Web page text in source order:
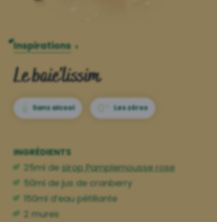
Inspirations ›
Le baie’lissim
Sans alcool Les zéros
INGRÉDIENTS
25ml de sirop Pamplemousse rose
50ml de jus de cranberry
150ml d’eau pétillante
2 mures